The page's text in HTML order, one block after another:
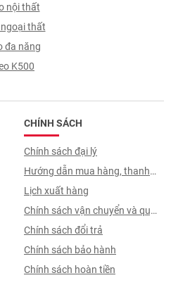
nội thất
ngoại thất
đa năng
K500
CHÍNH SÁCH
Chính sách đại lý
Hướng dẫn mua hàng, thanh
toán, quy trình ký hợp đồng
Lịch xuất hàng
Chính sách vận chuyển và quy
trình giao nhận
Chính sách đổi trả
Chính sách bảo hành
Chính sách hoàn tiền